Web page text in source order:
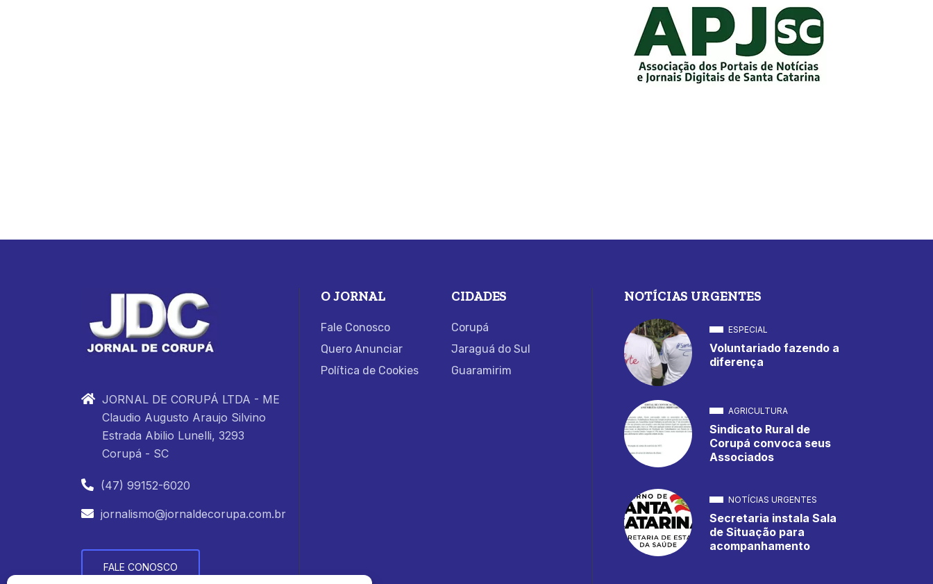
JORNAL DE CORUPÁ LTDA - ME
Claudio Augusto Araujo Silvino
Estrada Abilio Lunelli, 3293
Corupá - SC
(47) 99152-6020
jornalismo@jornaldecorupa.com.br
FALE CONOSCO
O JORNAL
Fale Conosco
Quero Anunciar
Política de Cookies
CIDADES
Corupá
Jaraguá do Sul
Guaramirim
NOTÍCIAS URGENTES
ESPECIAL
Voluntariado fazendo a
diferença
AGRICULTURA
Sindicato Rural de
Corupá convoca seus
Associados
NOTÍCIAS URGENTES
Secretaria instala Sala
de Situação para
acompanhamento